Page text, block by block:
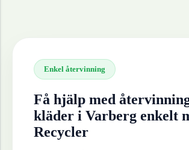
Enkel återvinning
Få hjälp med
kläder i Varberg enkelt
Recycler